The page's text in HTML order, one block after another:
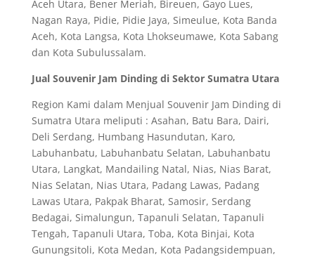
Aceh Utara, Bener Meriah, Bireuen, Gayo Lues,
Nagan Raya, Pidie, Pidie Jaya, Simeulue, Kota Banda
Aceh, Kota Langsa, Kota Lhokseumawe, Kota Sabang
dan Kota Subulussalam.
Jual Souvenir Jam Dinding di Sektor Sumatra Utara
Region Kami dalam Menjual Souvenir Jam Dinding di
Sumatra Utara meliputi : Asahan, Batu Bara, Dairi,
Deli Serdang, Humbang Hasundutan, Karo,
Labuhanbatu, Labuhanbatu Selatan, Labuhanbatu
Utara, Langkat, Mandailing Natal, Nias, Nias Barat,
Nias Selatan, Nias Utara, Padang Lawas, Padang
Lawas Utara, Pakpak Bharat, Samosir, Serdang
Bedagai, Simalungun, Tapanuli Selatan, Tapanuli
Tengah, Tapanuli Utara, Toba, Kota Binjai, Kota
Gunungsitoli, Kota Medan, Kota Padangsidempuan,